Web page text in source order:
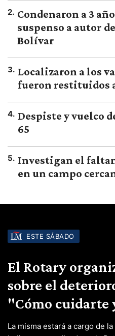
2. Condenaron a 3
suspenso a autor
Bolívar
3. Localizaron a los
fueron restituidos
4. Despiste y vuelco
65
5. Investigan el
en un campo
ESTE SÁBADO
El Rotary
sobre el
"Cómo cuidarte
La misma estará a cargo de